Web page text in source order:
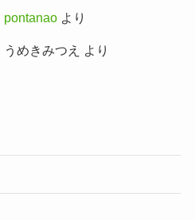
pontanaoより
うめきみつえ より